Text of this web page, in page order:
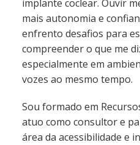
implante coclear. Ouvir
mais autonomia e
enfrento desafios para
compreender o que me
especialmente em
vozes ao mesmo tempo.
Sou formado em
atuo como consultor e
área da acessibilidade e